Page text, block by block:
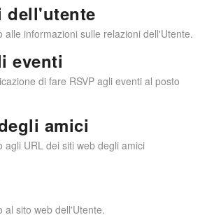
dell'utente
alle informazioni sulle relazioni dell'Utente.
eventi
di fare RSVP agli eventi al posto
amici
agli URL dei siti web degli amici
al sito web dell'Utente.